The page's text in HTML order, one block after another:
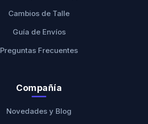
Cambios de Talle
Guía de Envíos
Preguntas Frecuentes
Compañía
Novedades y Blog